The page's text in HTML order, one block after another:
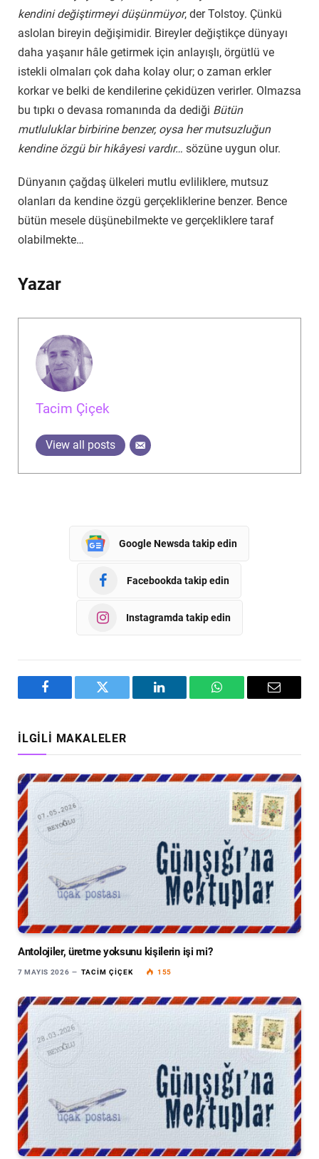
kendini değiştirmeyi düşünmüyor, der Tolstoy. Çünkü
aslolan bireyin değişimidir. Bireyler değiştikçe dünyayı
daha yaşanır hâle getirmek için anlayışlı, örgütlü ve
istekli olmaları çok daha kolay olur; o zaman erkler
korkar ve belki de kendilerine çekidüzen verirler. Olmazsa
bu tıpkı o devasa romanında da dediği Bütün
mutluluklar birbirine benzer, oysa her mutsuzluğun
kendine özgü bir hikâyesi vardır… sözüne uygun olur.
Dünyanın çağdaş ülkeleri mutlu evliliklere, mutsuz
olanları da kendine özgü gerçekliklerine benzer. Bence
bütün mesele düşünebilmekte ve gerçekliklere taraf
olabilmekte…
Yazar
Tacim Çiçek
View all posts
Google Newsda takip edin
Facebookda takip edin
Instagramda takip edin
Facebook Twitter LinkedIn WhatsAppEmail
İLGILI MAKALELER
Antolojiler, üretme yoksunu kişilerin işi mi?
7 MAYIS 2026 TACIM ÇIÇEK 155